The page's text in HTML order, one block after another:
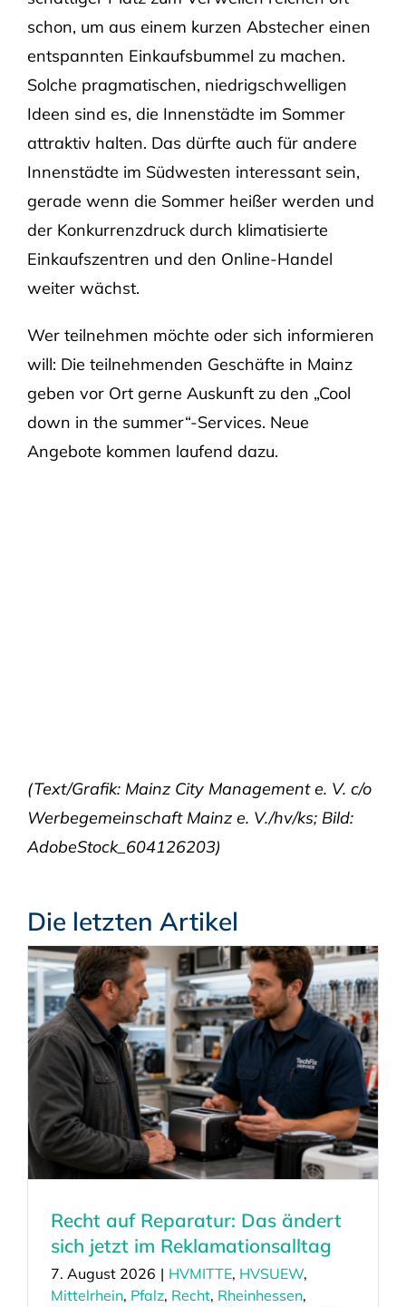
schon, um aus einem kurzen Abstecher einen
entspannten Einkaufsbummel zu machen.
Solche pragmatischen, niedrigschwelligen
Ideen sind es, die Innenstädte im Sommer
attraktiv halten. Das dürfte auch für andere
Innenstädte im Südwesten interessant sein,
gerade wenn die Sommer heißer werden und
der Konkurrenzdruck durch klimatisierte
Einkaufszentren und den Online-Handel
weiter wächst.
Wer teilnehmen möchte oder sich informieren
will: Die teilnehmenden Geschäfte in Mainz
geben vor Ort gerne Auskunft zu den „Cool
down in the summer“-Services. Neue
Angebote kommen laufend dazu.
(Text/Grafik: Mainz City Management e. V. c/o
Werbegemeinschaft Mainz e. V./hv/ks; Bild:
AdobeStock_604126203)
Die letzten Artikel
Recht auf Reparatur: Das ändert
sich jetzt im Reklamationsalltag
7. August 2026 | HVMITTE, HVSUEW,
Mittelrhein, Pfalz, Recht, Rheinhessen,